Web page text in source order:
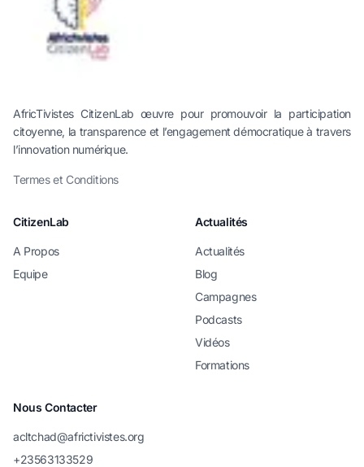
AfricTivistes CitizenLab œuvre pour promouvoir la participation
citoyenne, la transparence et l’engagement démocratique à travers
l’innovation numérique.
Termes et Conditions
CitizenLab
A Propos
Equipe
Actualités
Actualités
Blog
Campagnes
Podcasts
Vidéos
Formations
Nous Contacter
acltchad@africtivistes.org
+23563133529